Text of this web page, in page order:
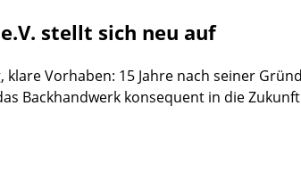
stellt sich neu auf
Vorhaben: 15 Jahre nach seiner
Backhandwerk konsequent in die